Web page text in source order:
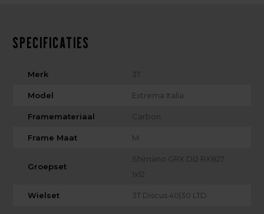
Specificaties
Merk 3T
Model Extrema Italia
Framemateriaal Carbon
Frame Maat M
Groepset
Shimano GRX Di2 RX827
1x12
Wielset 3T Discus 40|30 LTD